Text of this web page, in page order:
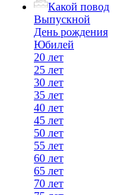
Какой повод
Выпускной
День рождения
Юбилей
20 лет
25 лет
30 лет
35 лет
40 лет
45 лет
50 лет
55 лет
60 лет
65 лет
70 лет